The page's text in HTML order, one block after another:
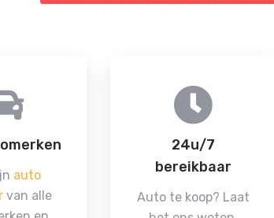
auto
van alle
24u/7
bereikbaar
Auto te koop? Laat